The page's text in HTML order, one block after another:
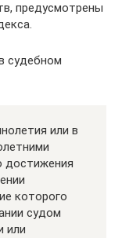
предусмотрены
судебном
или в
достижения
которого
судом
или